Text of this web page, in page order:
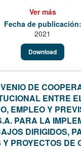
Ver más
Fecha de publicación:
2021
Download
DE
ENTRE
EMPLEO Y
PARA LA
DIRIGIDOS,
Y PROYECTOS DE